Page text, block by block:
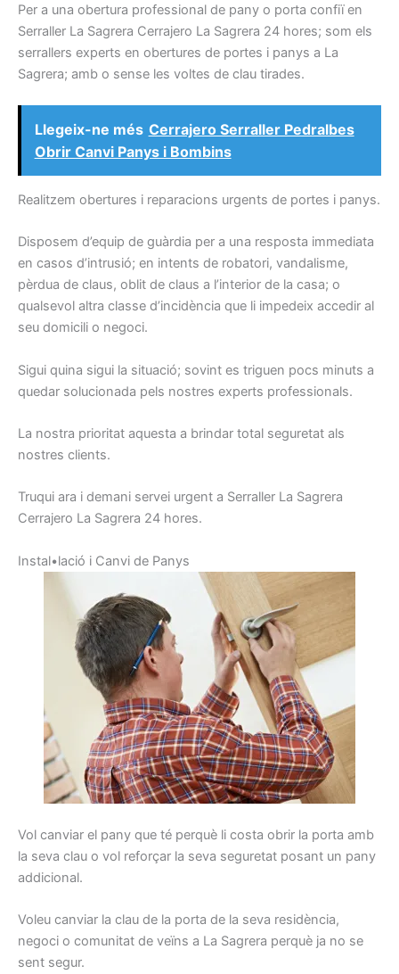
Per a una obertura professional de pany o porta confiï en
Serraller La Sagrera Cerrajero La Sagrera 24 hores; som els
serrallers experts en obertures de portes i panys a La
Sagrera; amb o sense les voltes de clau tirades.
Llegeix-ne més Cerrajero Serraller Pedralbes
Obrir Canvi Panys i Bombins
Realitzem obertures i reparacions urgents de portes i panys.
Disposem d’equip de guàrdia per a una resposta immediata
en casos d’intrusió; en intents de robatori, vandalisme,
pèrdua de claus, oblit de claus a l’interior de la casa; o
qualsevol altra classe d’incidència que li impedeix accedir al
seu domicili o negoci.
Sigui quina sigui la situació; sovint es triguen pocs minuts a
quedar solucionada pels nostres experts professionals.
La nostra prioritat aquesta a brindar total seguretat als
nostres clients.
Truqui ara i demani servei urgent a Serraller La Sagrera
Cerrajero La Sagrera 24 hores.
Instal•lació i Canvi de Panys
Vol canviar el pany que té perquè li costa obrir la porta amb
la seva clau o vol reforçar la seva seguretat posant un pany
addicional.
Voleu canviar la clau de la porta de la seva residència,
negoci o comunitat de veïns a La Sagrera perquè ja no se
sent segur.